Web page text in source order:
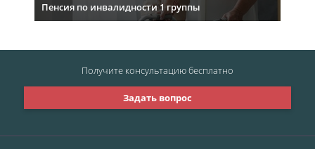
Пенсия по инвалидности 1 группы
Задать вопрос
Получите консультациюбесплатно